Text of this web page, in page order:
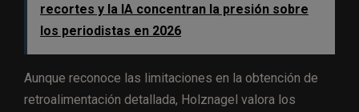
recortes y la IA concentran la presión sobre
los periodistas en 2026
Aunque reconoce las limitaciones en la obtención de
retroalimentación detallada, Holznagel valora los